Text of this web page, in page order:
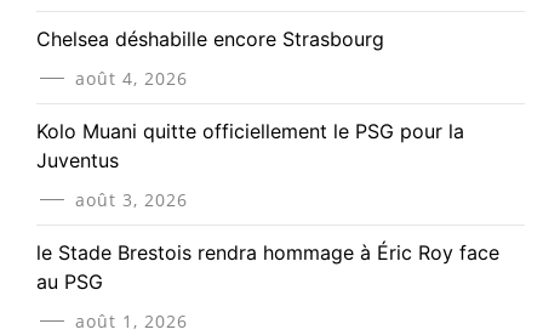
Chelsea déshabille encore Strasbourg
août 4, 2026
Kolo Muani quitte officiellement le PSG pour la
Juventus
août 3, 2026
le Stade Brestois rendra hommage à Éric Roy face
au PSG
août 1, 2026